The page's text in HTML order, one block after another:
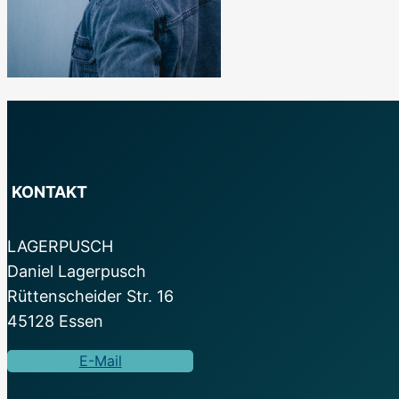
KONTAKT
LAGERPUSCH
Daniel Lagerpusch
Rüttenscheider Str. 16
45128 Essen
E-Mail